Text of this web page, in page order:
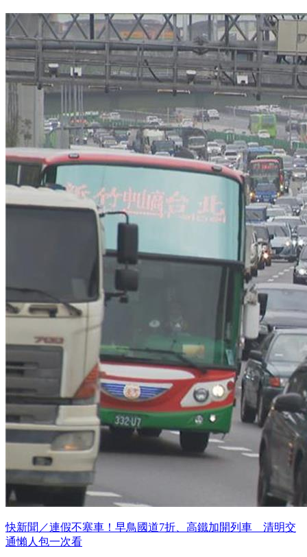
快新聞／連假不塞車！早鳥國道7折、高鐵加開列車 清明交
通懶人包一次看